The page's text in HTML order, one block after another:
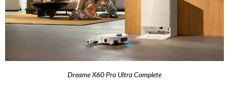
Dreame X60 Pro Ultra Complete